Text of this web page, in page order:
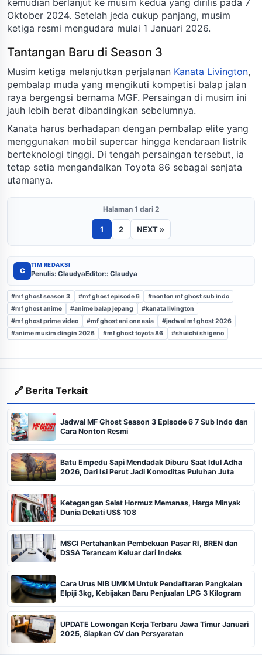
Oktober 2024. Setelah jeda cukup panjang, musim
ketiga resmi mengudara mulai 1 Januari 2026.
Tantangan Baru di Season 3
Musim ketiga melanjutkan perjalanan Kanata Livington,
pembalap muda yang mengikuti kompetisi balap jalan
raya bergengsi bernama MGF. Persaingan di musim ini
jauh lebih berat dibandingkan sebelumnya.
Kanata harus berhadapan dengan pembalap elite yang
menggunakan mobil supercar hingga kendaraan listrik
berteknologi tinggi. Di tengah persaingan tersebut, ia
tetap setia mengandalkan Toyota 86 sebagai senjata
utamanya.
Halaman 1 dari 2
1 2 NEXT »
C
TIM REDAKSI
Penulis: ClaudyaEditor:: Claudya
#mf ghost season 3 #mf ghost episode 6
#nonton mf ghost sub indo
#mf ghost anime
#anime balap jepang
#kanata livington
#mf ghost prime video
#mf ghost ani one asia
#jadwal mf ghost 2026
#anime musim dingin 2026
#mf ghost toyota 86 #shuichi shigeno
🔗 Berita Terkait
Jadwal MF Ghost Season 3 Episode 6 7 Sub Indo dan
Cara Nonton Resmi
Batu Empedu Sapi Mendadak Diburu Saat Idul Adha
2026, Dari Isi Perut Jadi Komoditas Puluhan Juta
Ketegangan Selat Hormuz Memanas, Harga Minyak
Dunia Dekati US$ 108
MSCI Pertahankan Pembekuan Pasar RI, BREN dan
DSSA Terancam Keluar dari Indeks
Cara Urus NIB UMKM Untuk Pendaftaran Pangkalan
Elpiji 3kg, Kebijakan Baru Penjualan LPG 3 Kilogram
UPDATE Lowongan Kerja Terbaru Jawa Timur Januari
2025, Siapkan CV dan Persyaratan